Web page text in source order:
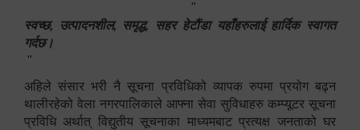
"
स्वच्छ, उत्पादनशील, समृद्ध, सहर हेटौंडा यहाँहरुलाई हार्दिक स्वागत
गर्दछ।
"
अहिले संसार भरी नै सूचना प्रविधिको व्यापक रुपमा प्रयोग बढ्न
थालीरहेको वेला नगरपालिकाले आफ्ना सेवा सुविधाहरु कम्प्यूटर सूचना
प्रविधि अर्थात् विद्युतीय सूचनाका माध्यमबाट प्रत्यक्ष जनताको घर